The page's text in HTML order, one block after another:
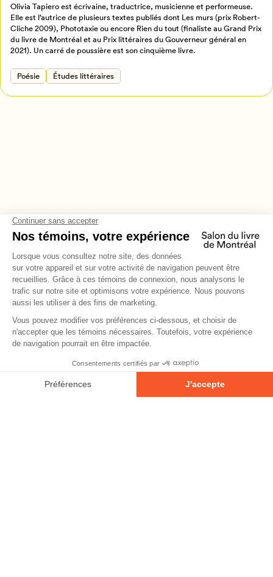
Retour à l’accueil
Olivia Tapiero est écrivaine, traductrice, musicienne et performeuse.
Elle est l’autrice de plusieurs textes publiés dont Les murs (prix Robert-
Cliche 2009), Phototaxie ou encore Rien du tout (finaliste au Grand Prix
du livre de Montréal et au Prix littéraires du Gouverneur général en
2021). Un carré de poussière est son cinquième livre.
Poésie Études littéraires
Annuler